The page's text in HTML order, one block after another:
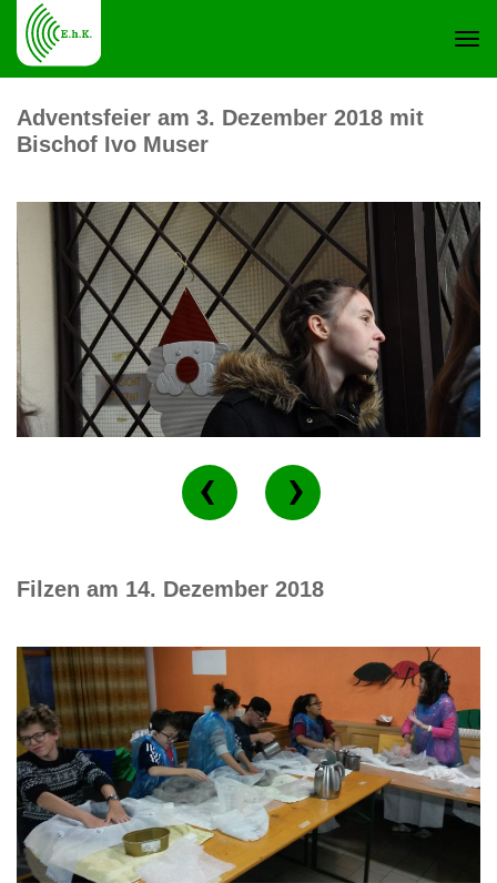
Adventsfeier am 3. Dezember 2018 mit
Bischof Ivo Muser
Filzen am 14. Dezember 2018